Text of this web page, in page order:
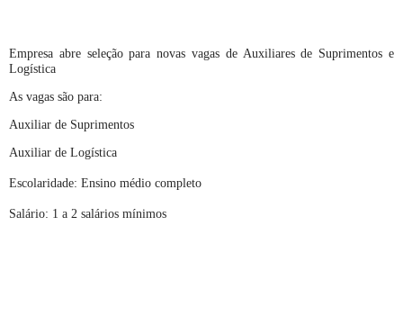
Empresa abre seleção para novas vagas de Auxiliares de Suprimentos e
Logística
As vagas são para:
Auxiliar de Suprimentos
Auxiliar de Logística
Escolaridade: Ensino médio completo
Salário: 1 a 2 salários mínimos